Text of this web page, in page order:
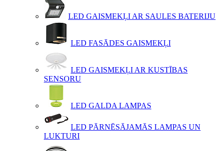
LED GAISMEKĻI AR SAULES BATERIJU
LED FASĀDES GAISMEKĻI
LED GAISMEKĻI AR KUSTĪBAS
SENSORU
LED GALDA LAMPAS
LED PĀRNĒSĀJAMĀS LAMPAS UN
LUKTURI